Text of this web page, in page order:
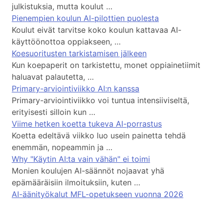
julkistuksia, mutta koulut …
Pienempien koulun AI-pilottien puolesta
Koulut eivät tarvitse koko koulun kattavaa AI-
käyttöönottoa oppiakseen, …
Koesuoritusten tarkistamisen jälkeen
Kun koepaperit on tarkistettu, monet oppiainetiimit
haluavat palautetta, …
Primary-arviointiviikko AI:n kanssa
Primary-arviointiviikko voi tuntua intensiiviseltä,
erityisesti silloin kun …
Viime hetken koetta tukeva AI-porrastus
Koetta edeltävä viikko luo usein painetta tehdä
enemmän, nopeammin ja …
Why "Käytin AI:ta vain vähän" ei toimi
Monien koulujen AI-säännöt nojaavat yhä
epämääräisiin ilmoituksiin, kuten …
AI-äänityökalut MFL-opetukseen vuonna 2026